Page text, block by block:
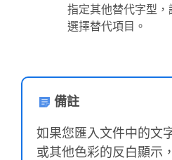
指定其他替代字型
選擇替代項目。
備註
如果您匯入文件中的文
或其他色彩的反白顯示